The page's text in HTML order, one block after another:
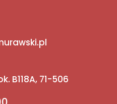
B118A, 71-506